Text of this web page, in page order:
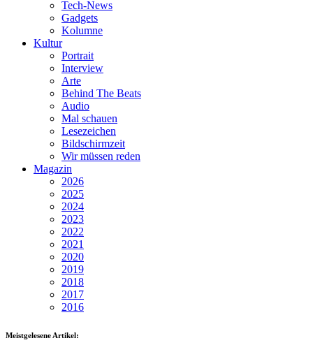
Tech-News
Gadgets
Kolumne
Kultur
Portrait
Interview
Arte
Behind The Beats
Audio
Mal schauen
Lesezeichen
Bildschirmzeit
Wir müssen reden
Magazin
2026
2025
2024
2023
2022
2021
2020
2019
2018
2017
2016
Meistgelesene Artikel: